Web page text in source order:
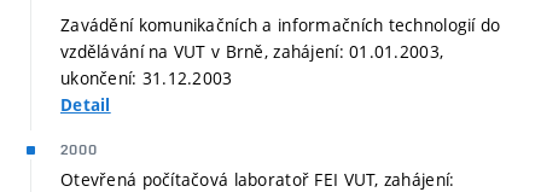
Zavádění komunikačních a informačních technologií do
vzdělávání na VUT v Brně, zahájení: 01.01.2003,
ukončení: 31.12.2003
Detail
2000
Otevřená počítačová laboratoř FEI VUT, zahájení: